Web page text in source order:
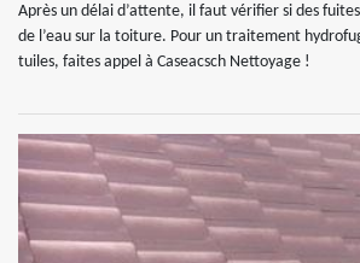
Après un délai d’attente, il faut vérifier si des
de l’eau sur la toiture. Pour un traitement
tuiles, faites appel à Caseacsch Nettoyage !